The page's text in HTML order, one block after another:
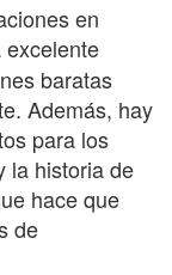
en
excelente
baratas
Además, hay
para los
la historia de
hace que
de